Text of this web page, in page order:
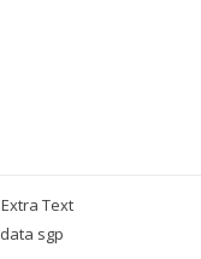
Extra Text
data sgp